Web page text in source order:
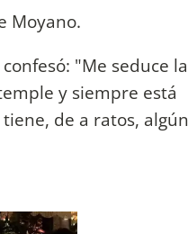
Moyano.
"Me seduce la
y siempre está
de a ratos, algún